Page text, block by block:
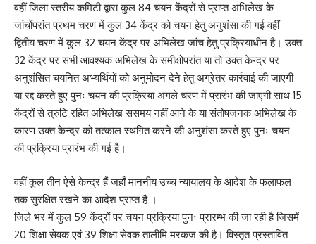
वहीं जिला स्तरीय कमिटी द्वारा कुल 84 चयन केंद्रों से प्राप्त अभिलेख के
जांचोंपरांत प्रथम चरण में कुल 34 केंद्र को चयन हेतु अनुशंसा की गई वहीं
द्वितीय चरण में कुल 32 चयन केंद्र पर अभिलेख जांच हेतु प्रक्रियाधीन है। उक्त
32 केंद्र पर सभी आवश्यक अभिलेख के समीक्षोपरांत या तो उक्त केन्द्र पर
अनुशंसित चयनित अभ्यर्थियों को अनुमोदन देने हेतु अग्रेतर कार्रवाई की जाएगी
या रद्द करते हुए पुनः चयन की प्रक्रिया अगले चरण में प्रारंभ की जाएगी साथ 15
केंद्रों से त्रुटि रहित अभिलेख ससमय नहीं आने के या संतोषजनक अभिलेख के
कारण उक्त केन्द्र को तत्काल स्थगित करने की अनुशंसा करते हुए पुनः चयन
की प्रक्रिया प्रारंभ की गई है।
वहीं कुल तीन ऐसे केन्द्र हैं जहाँ माननीय उच्च न्यायालय के आदेश के फलाफल
तक सुरक्षित रखने का आदेश प्राप्त है ।
जिले भर में कुल 59 केंद्रों पर चयन प्रक्रिया पुनः प्रारम्भ की जा रही है जिसमें
20 शिक्षा सेवक एवं 39 शिक्षा सेवक तालीमि मरकज की है। विस्तृत प्रस्तावित